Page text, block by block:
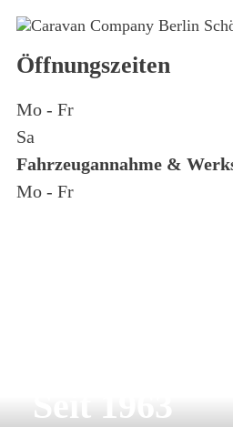
Öffnungszeiten
Mo - Fr
Sa
Fahrzeugannahme &
Mo - Fr
Seit 1963